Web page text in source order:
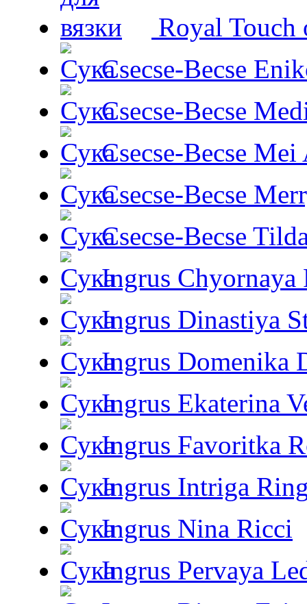
Royal Touch
Csecse-Becse
Csecse-Becse
Csecse-Becse Mei
Csecse-Becse
Csecse-Becse
Ingrus Chyornaya
Ingrus Dinastiya
Ingrus Domenika
Ingrus Ekaterina
Ingrus Favoritka
Ingrus Intriga
Ingrus Nina Ricci
Ingrus Pervaya